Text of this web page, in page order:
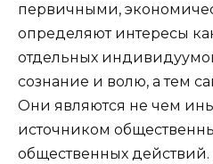
первичными,
определяют интересы
отдельных
сознание и волю, а тем
Они являются не чем
источником
общественных действий.